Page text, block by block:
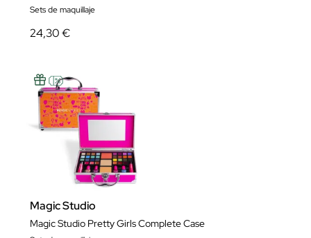
Sets de maquillaje
24,30 €
Magic Studio
Magic Studio Pretty Girls Complete Case